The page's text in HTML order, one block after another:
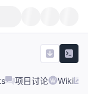
项目讨论 Wiki